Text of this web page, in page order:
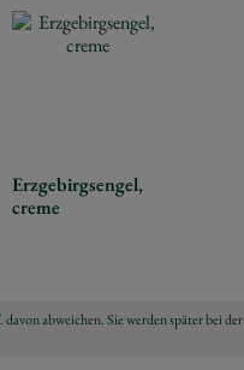
Erzgebirgsengel,
creme
abweichen. Sie werden später bei der